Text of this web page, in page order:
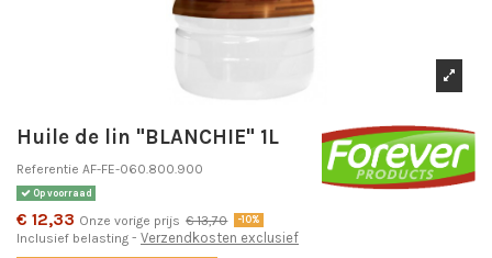
Huile de lin "BLANCHIE" 1L
Referentie AF-FE-060.800.900
Op voorraad
€ 12,33 Onze vorige prijs € 13,70 -10%
Inclusief belasting Verzendkosten exclusief